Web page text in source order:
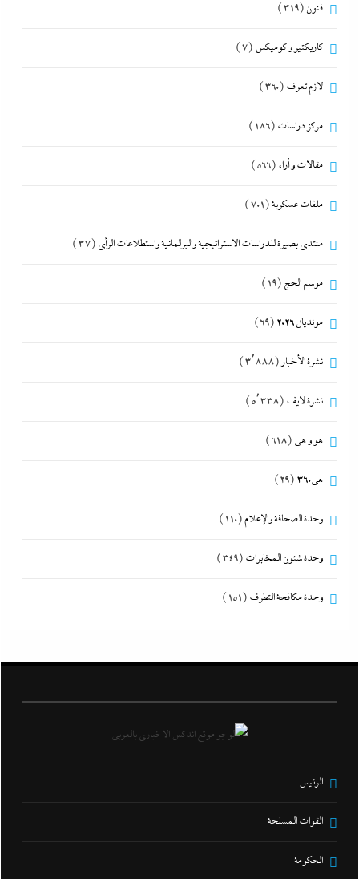
فنون (319)
كاريكتير و كوميكس (7)
لازم تعرف (360)
مركز دراسات (186)
مقالات و أراء (566)
ملفات عسكرية(701)
منتدى بصيرة للدراسات الاستراتيجية والبرلمانية واستطلاعات الرأى (37)
موسم الحج (19)
مونديال 2026 (69)
نشرة الأخبار (3٬888)
نشرة لايف (5٬338)
هو و هي (618)
هى360 (29)
وحدة الصحافة والإعلام(110)
وحدة شئون المخابرات (349)
وحدة مكافحة التطرف (151)
الرئيس
القوات المسلحة
الحكومة